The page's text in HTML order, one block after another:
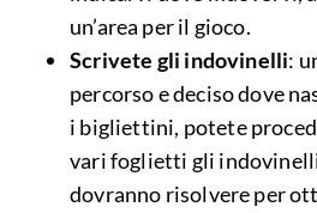
un’area per il gioco.
Scrivete gli indovinelli:
percorso e deciso dove
i bigliettini, potete
vari foglietti gli
dovranno risolvere per